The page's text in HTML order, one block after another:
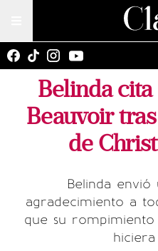
Belinda
Beauvoir
de
Belinda
agradecimiento a
que su rompimiento